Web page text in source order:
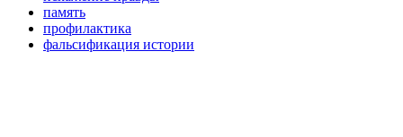
память
профилактика
фальсификация истории